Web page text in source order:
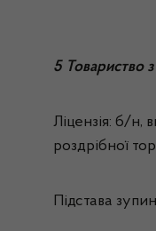
5 Товариство
Ліцензія: б/н,
роздрібної
Підстава